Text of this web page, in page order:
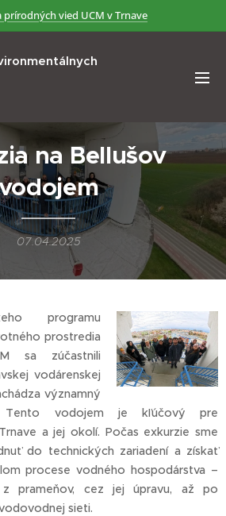
prírodných vied UCM v Trnave
na Bellušov
07.04.2025
programu
prostredia
sa zúčastnili
vodárenskej
významný
Tento vodojem je kľúčový pre
a jej okolí. Počas exkurzie sme
do technických zariadení a získať
procese vodného hospodárstva –
prameňov, cez jej úpravu, až po
sieti.